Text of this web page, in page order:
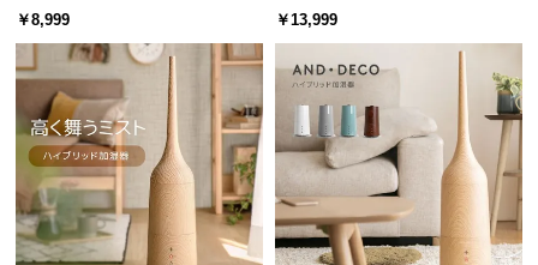
せ
￥8,999
Vライト+ヒーター除菌機能付き
￥13,999